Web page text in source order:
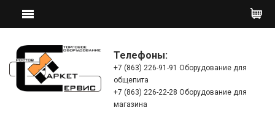
Телефоны:
+7 (863) 226-91-91 Оборудование для
общепита
+7 (863) 226-22-28 Оборудование для
магазина